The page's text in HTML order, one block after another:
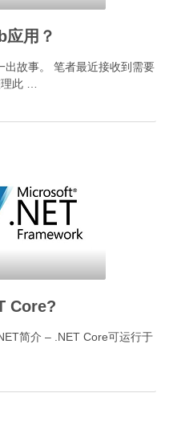
用？
出故事。 笔者最近接收到需要
此 …
Core?
简介 – .NET Core可运行于